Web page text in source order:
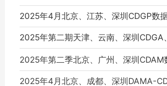
2025年4月北京、江苏、深圳CDGP数
2025年第二期天津、云南、深圳
2025年第二季北京、广州、深圳
2025年4月北京、成都、深圳DAMA-